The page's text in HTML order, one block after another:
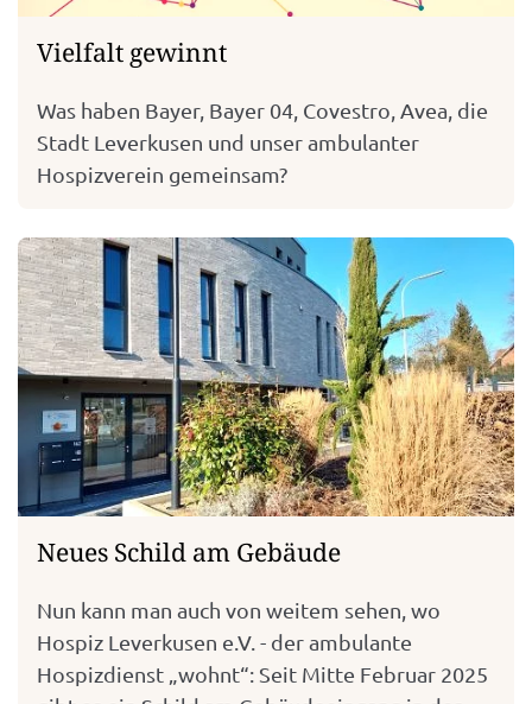
Vielfalt gewinnt
Was haben Bayer, Bayer 04, Covestro, Avea, die
Stadt Leverkusen und unser ambulanter
Hospizverein gemeinsam?
Neues Schild am Gebäude
Nun kann man auch von weitem sehen, wo
Hospiz Leverkusen e.V. - der ambulante
Hospizdienst „wohnt“: Seit Mitte Februar 2025